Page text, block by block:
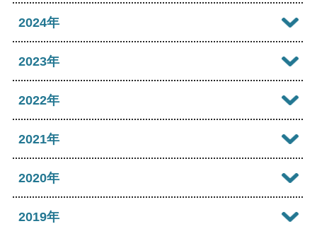
2026年06月
2026年04月
2026年03月
2026年02月
2025年12月
2025年10月
2025年08月
2025年07月
2025年06月
2024年
2024年12月
2024年10月
2024年08月
2024年07月
2023年
2023年12月
2023年10月
2023年08月
2022年
2022年12月
2022年10月
2021年
2021年12月
2020年
2020年12月
2019年